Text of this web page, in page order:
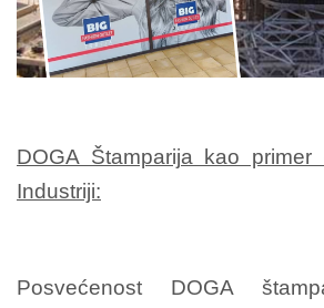
DOGA Štamparija kao
Industriji:
Posvećenost DOGA